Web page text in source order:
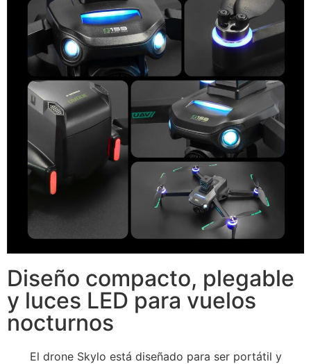
Diseño compacto, plegable
y luces LED para vuelos
nocturnos
El drone Skylo está diseñado para ser portátil y